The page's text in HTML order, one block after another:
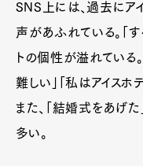
SNS上には、過去にア
声があふれている。「
トの個性が溢れている
難しい」「私はアイスホ
また、「結婚式をあげた
多い。